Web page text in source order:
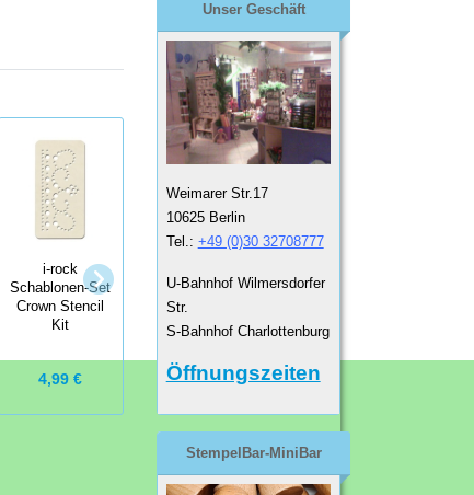
i-rock
Schablonen-Set
Crown Stencil
Kit
4,99 €
i-rock
Flowers Stencil
4,99 €
Schablonen-Set
Kit
4,99 €
Unser Geschäft
Weimarer Str.17
10625 Berlin
Tel.: +49 (0)30 32708777
U-Bahnhof Wilmersdorfer
Str.
S-Bahnhof Charlottenburg
Öffnungszeiten
StempelBar-MiniBar